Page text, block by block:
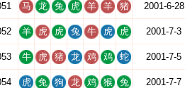
马 龙 兔 虎 羊 羊 猪 2001-6-28
羊 虎 虎 兔 牛 虎 虎 2001-7-3
牛 虎 猪 龙 鸡 鸡 蛇 2001-7-5
虎 兔 狗 龙 鸡 猴 兔 2001-7-7